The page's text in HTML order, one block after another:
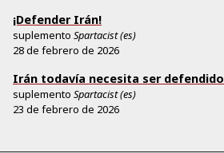
¡Defender Irán!
suplemento Spartacist (es)
28 de febrero de 2026
Irán todavía necesita ser defendido
suplemento Spartacist (es)
23 de febrero de 2026